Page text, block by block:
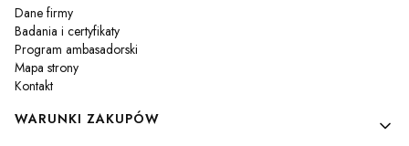
Dane firmy
Badania i certyfikaty
Program ambasadorski
Mapa strony
Kontakt
WARUNKI ZAKUPÓW